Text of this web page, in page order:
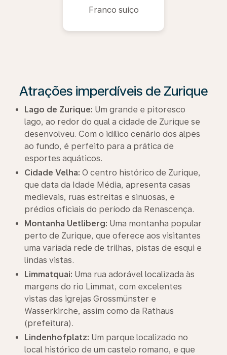
Franco suíço
Atrações imperdíveis de Zurique
Lago de Zurique: Um grande e pitoresco
lago, ao redor do qual a cidade de Zurique se
desenvolveu. Com o idílico cenário dos alpes
ao fundo, é perfeito para a prática de
esportes aquáticos.
Cidade Velha: O centro histórico de Zurique,
que data da Idade Média, apresenta casas
medievais, ruas estreitas e sinuosas, e
prédios oficiais do período da Renascença.
Montanha Uetliberg: Uma montanha popular
perto de Zurique, que oferece aos visitantes
uma variada rede de trilhas, pistas de esqui e
lindas vistas.
Limmatquai: Uma rua adorável localizada às
margens do rio Limmat, com excelentes
vistas das igrejas Grossmünster e
Wasserkirche, assim como da Rathaus
(prefeitura).
Lindenhofplatz: Um parque localizado no
local histórico de um castelo romano, e que